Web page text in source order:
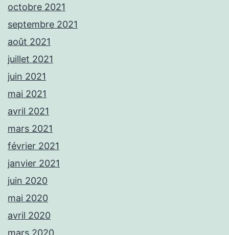
octobre 2021
septembre 2021
août 2021
juillet 2021
juin 2021
mai 2021
avril 2021
mars 2021
février 2021
janvier 2021
juin 2020
mai 2020
avril 2020
mars 2020